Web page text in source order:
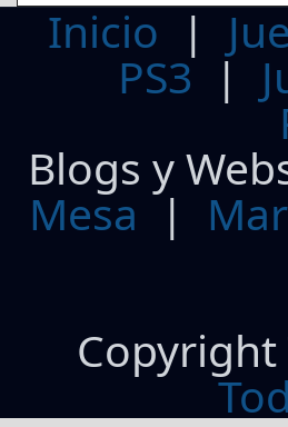
Inicio |
PS3|
Blogs y
Mesa |